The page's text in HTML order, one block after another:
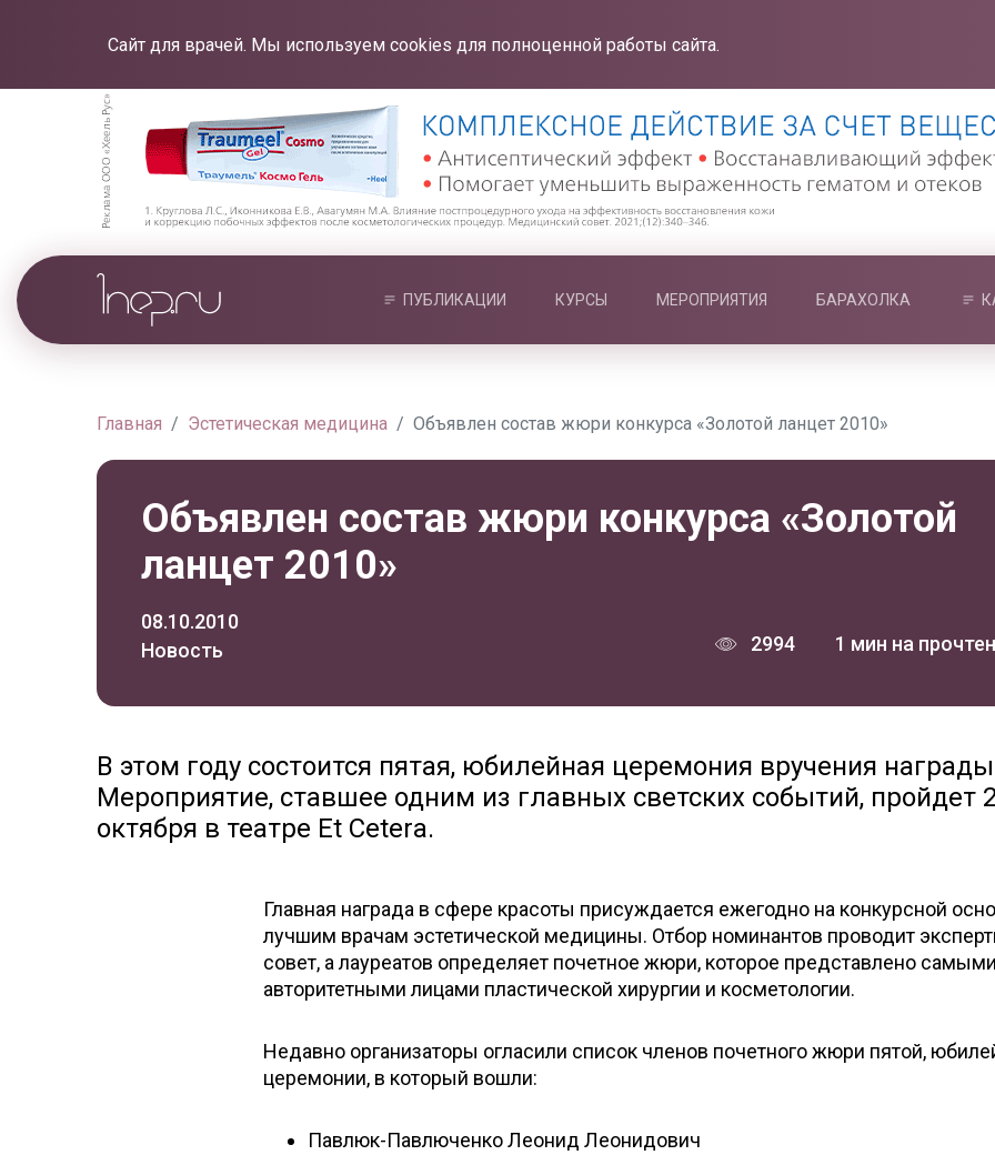
Сайт для врачей. Мы используем cookies для полноценной работы сайта.
ПУБЛИКАЦИИ КУРСЫ МЕРОПРИЯТИЯ БАРАХОЛКА
Главная Эстетическая медицина Объявлен состав жюри конкурса «Золотой ланцет 2010»
Объявлен состав жюри конкурса «Золотой
ланцет 2010»
08.10.2010
Новость
2994 1 мин на
В этом году состоится пятая, юбилейная церемония вручения
Мероприятие, ставшее одним из главных светских событий, пройдет
октября в театре Et Cetera.
Главная награда в сфере красоты присуждается ежегодно на конкурсной
лучшим врачам эстетической медицины. Отбор номинантов проводит
совет, а лауреатов определяет почетное жюри, которое представлено
авторитетными лицами пластической хирургии и косметологии.
Недавно организаторы огласили список членов почетного жюри пятой,
церемонии, в который вошли:
Павлюк-Павлюченко Леонид Леонидович